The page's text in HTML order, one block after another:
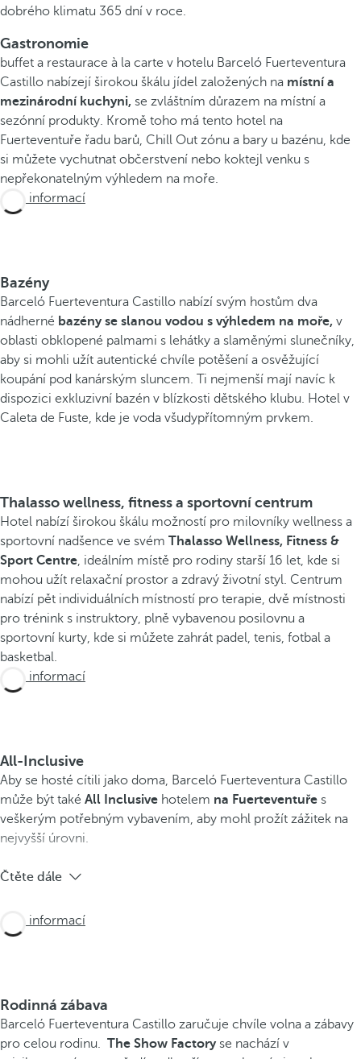
dobrého klimatu 365 dní v roce.
Gastronomie
buffet a restaurace à la carte v hotelu Barceló Fuerteventura
Castillo nabízejí širokou škálu jídel založených na místní a
mezinárodní kuchyni, se zvláštním důrazem na místní a
sezónní produkty. Kromě toho má tento hotel na
Fuerteventuře řadu barů, Chill Out zónu a bary u bazénu, kde
si můžete vychutnat občerstvení nebo koktejl venku s
nepřekonatelným výhledem na moře.
Více informací
Bazény
Barceló Fuerteventura Castillo nabízí svým hostům dva
nádherné bazény se slanou vodou s výhledem na moře, v
oblasti obklopené palmami s lehátky a slaměnými slunečníky,
aby si mohli užít autentické chvíle potěšení a osvěžující
koupání pod kanárským sluncem. Ti nejmenší mají navíc k
dispozici exkluzivní bazén v blízkosti dětského klubu. Hotel v
Caleta de Fuste, kde je voda všudypřítomným prvkem.
Thalasso wellness, fitness a sportovní centrum
Hotel nabízí širokou škálu možností pro milovníky wellness a
sportovní nadšence ve svém Thalasso Wellness, Fitness &
Sport Centre , ideálním místě pro rodiny starší 16 let, kde si
mohou užít relaxační prostor a zdravý životní styl. Centrum
nabízí pět individuálních místností pro terapie, dvě místnosti
pro trénink s instruktory, plně vybavenou posilovnu a
sportovní kurty, kde si můžete zahrát padel, tenis, fotbal a
basketbal.
Více informací
All-Inclusive
Aby se hosté cítili jako doma, Barceló Fuerteventura Castillo
může být také All Inclusive hotelem na Fuerteventuře s
veškerým potřebným vybavením, aby mohl prožít zážitek na
nejvyšší úrovni.
Čtěte dále
Více informací
Rodinná zábava
Barceló Fuerteventura Castillo zaručuje chvíle volna a zábavy
pro celou rodinu.
The Show Factoryse nachází v